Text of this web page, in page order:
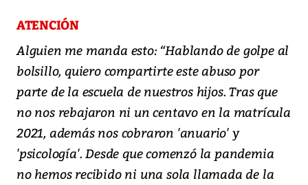
ATENCIÓN
Alguien me manda esto: “Hablando de golpe al
bolsillo, quiero compartirte este abuso por
parte de la escuela de nuestros hijos. Tras que
no nos rebajaron ni un centavo en la matrícula
2021, además nos cobraron 'anuario' y
'psicología'. Desde que comenzó la pandemia
no hemos recibido ni una sola llamada de la